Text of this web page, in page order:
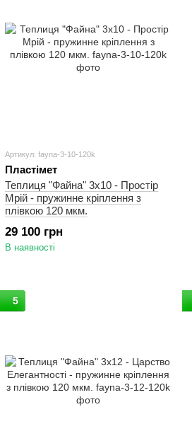
Артикул: fayna-3-10-120k
Пластімет
Теплиця "Файна" 3х10 - Простір
Мрій - пружинне кріплення з
плівкою 120 мкм.
29 100 грн
В наявності
5